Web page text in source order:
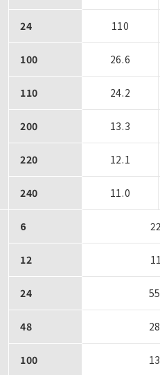
24 110
100 26.6
110 24.2
200 13.3
220 12.1
240 11.0
6
12
24
48
100